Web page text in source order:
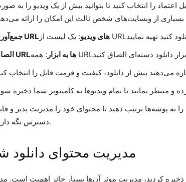
اعتماد را انتخاب کنید تا بتوانید بیش از یک ویدیو را به
جمع‌آوری URL‌های ویدیو
الصاق URL‌ها به ابزار
را به پوشه‌ها ترتیب دهید تا محتوای خود را مدیریت پذیر و
دسترس نگه دارید.
مدیریت محتوای دانلود
ذخیره کردید، مدیریت موثر آن‌ها بسیار حائز اهمیت است.